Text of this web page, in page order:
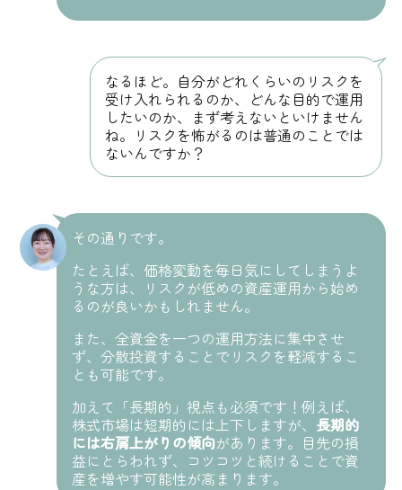
なるほど。自分がどれくらいのリスクを
受け入れられるのか、どんな目的で運用
したいのか、まず考えないといけません
ね。リスクを怖がるのは普通のことでは
ないんですか？
その通りです。
たとえば、価格変動を毎日気にしてしまうよ
うな方は、リスクが低めの資産運用から始め
るのが良いかもしれません。
また、全資金を一つの運用方法に集中させ
ず、分散投資することでリスクを軽減するこ
とも可能です。
加えて「長期的」視点も必須です！例えば、
株式市場は短期的には上下しますが、 長期的
には右肩上がりの傾向があります。目先の損
益にとらわれず、コツコツと続けることで資
産を増やす可能性が高まります。